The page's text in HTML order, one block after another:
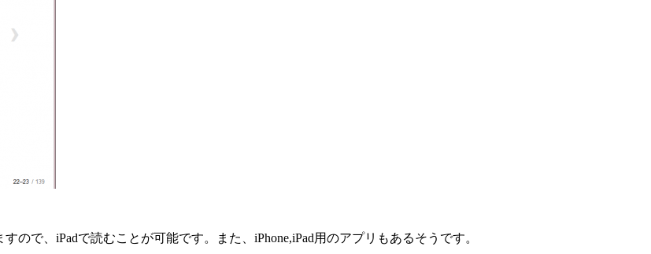
ので、iPadで読むことが可能です。また、iPhone,iPad用のアプリもあるそうです。